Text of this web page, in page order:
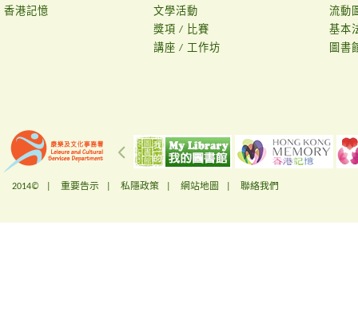
香港記憶
文學活動
獎項 / 比賽
講座 / 工作坊
流動
基本
圖書
2014© | 重要告示 私隱政策 網站地圖 聯絡我們